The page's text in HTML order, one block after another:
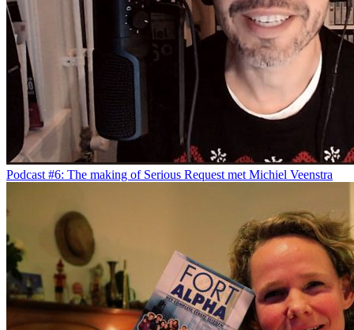
Podcast #6: The making of Serious Request met Michiel Veenstra